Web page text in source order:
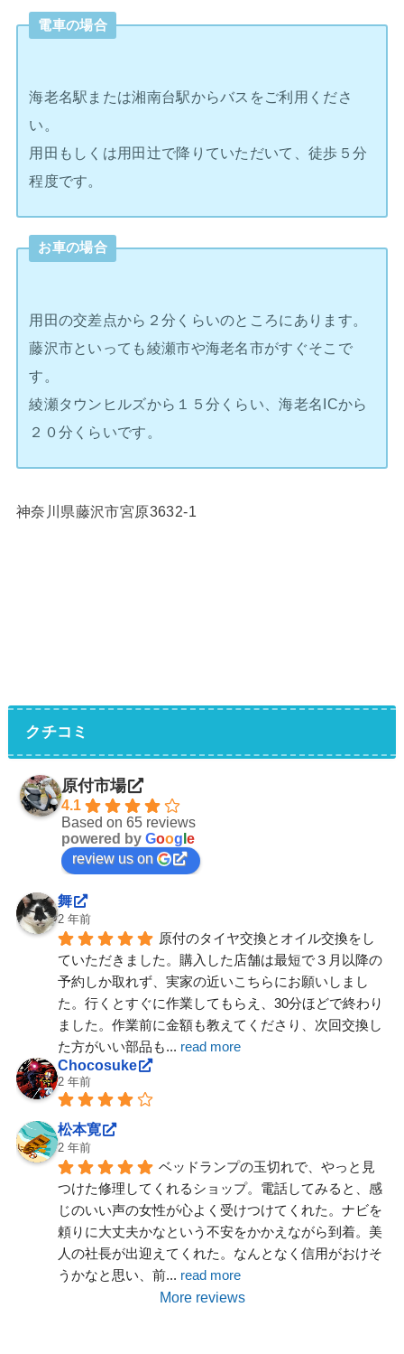
電車の場合
海老名駅または湘南台駅からバスをご利用くださ
い。
用田もしくは用田辻で降りていただいて、徒歩５分
程度です。
お車の場合
用田の交差点から２分くらいのところにあります。
藤沢市といっても綾瀬市や海老名市がすぐそこで
す。
綾瀬タウンヒルズから１５分くらい、海老名ICから
２０分くらいです。
神奈川県藤沢市宮原3632-1
クチコミ
原付市場
4.1
Based on 65 reviews
powered by Goog e
review us on
舞
2 年前
原付のタイヤ交換とオイル交換をし
ていただきました。購入した店舗は最短で３月以降の
予約しか取れず、実家の近いこちらにお願いしまし
た。行くとすぐに作業してもらえ、30分ほどで終わり
ました。作業前に金額も教えてくださり、次回交換し
た方がいい部品も... read more
Chocosuke
2 年前
松本寛
2 年前
ベッドランプの玉切れで、やっと見
つけた修理してくれるショップ。電話してみると、感
じのいい声の女性が心よく受けつけてくれた。ナビを
頼りに大丈夫かなという不安をかかえながら到着。美
人の社長が出迎えてくれた。なんとなく信用がおけそ
うかなと思い、前... read more
More reviews